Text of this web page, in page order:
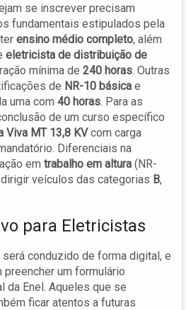
se inscrever precisam
fundamentais estipulados pela
ensino médio completo, além
eletricista de distribuição de
mínima de 240 horas. Outras
de NR-10 básica e
uma com 40 horas. Para as
de um curso específico
Viva MT 13,8 KVcom carga
Diferenciais na
em trabalho em altura (NR-
veículos das categorias B,
para Eletricistas
conduzido de forma digital, e
um formulário
Enel. Aqueles que se
ficar atentos a futuras